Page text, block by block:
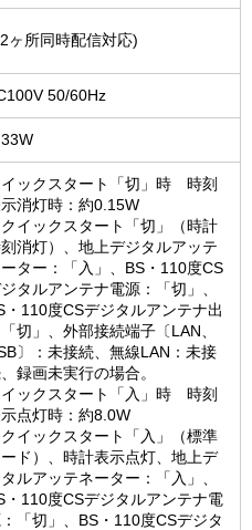
ヶ所同時配信対応)
50/60Hz
イックスタート「切」時 時刻
消灯時：約0.15W
イックスタート「切」（時計
消灯）、地上デジタルアッテ
ター：「入」、BS・110度CS
タルアンテナ電源：「切」、
・110度CSデジタルアンテナ出
切」、外部接続端子〔LAN、
〕：未接続、無線LAN：未接
録画未実行の場合。
イックスタート「入」時 時刻
点灯時：約8.0W
イックスタート「入」（標準
ド）、時計表示点灯、地上デ
ルアッテネーター：「入」、
・110度CSデジタルアンテナ電
「切」、BS・110度CSデジタ